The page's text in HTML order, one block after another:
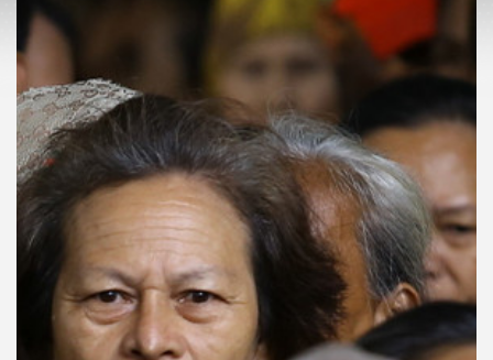
ย์
ลิ
สต์
แนะนำ
เพล
ย์
สต์